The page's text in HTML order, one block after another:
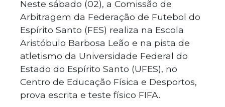
Neste sábado (02), a Comissão de
Arbitragem da Federação de Futebol do
Espírito Santo (FES) realiza na Escola
Aristóbulo Barbosa Leão e na pista de
atletismo da Universidade Federal do
Estado do Espírito Santo (UFES), no
Centro de Educação Física e Desportos,
prova escrita e teste físico FIFA.